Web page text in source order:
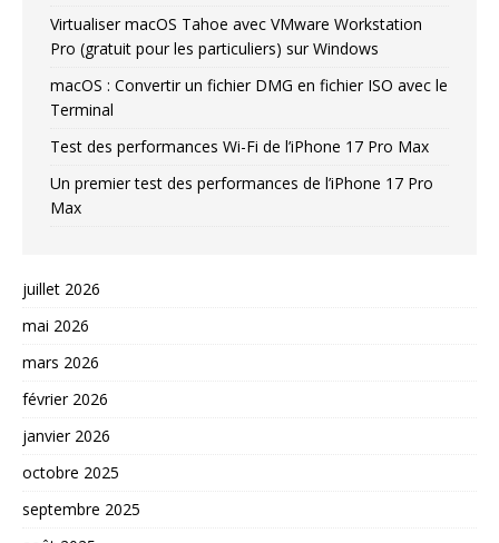
Virtualiser macOS Tahoe avec VMware Workstation
Pro (gratuit pour les particuliers) sur Windows
macOS : Convertir un fichier DMG en fichier ISO avec le
Terminal
Test des performances Wi-Fi de l’iPhone 17 Pro Max
Un premier test des performances de l’iPhone 17 Pro
Max
juillet 2026
mai 2026
mars 2026
février 2026
janvier 2026
octobre 2025
septembre 2025